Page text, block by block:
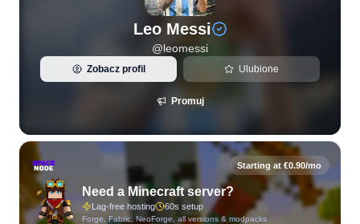
Leo Messi
@leomessi
Zobacz profil Ulubione
Promuj
Starting at €0.90/mo
Need a Minecraft server?
Lag-free hosting 60s setup
Forge, Fabric, NeoForge, all versions & modpacks